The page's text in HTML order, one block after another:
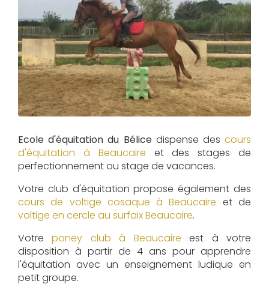
Ecole d'équitation du Bélicedispense des cours
d'équitation à Beaucaire et des stages de
perfectionnement ou stage de vacances.
Votre club d'équitation propose également des
cours de voltige cosaque àBeaucaire et de
voltige en cercle au surfaixBeaucaire.
Votreponey club à Beaucaire est à votre
disposition à partir de 4 ans pour apprendre
l'équitation avec un enseignement ludique en
petit groupe.